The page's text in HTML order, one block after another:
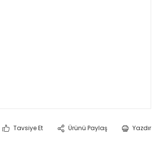
Tavsiye Et Ürünü Paylaş Yazdır